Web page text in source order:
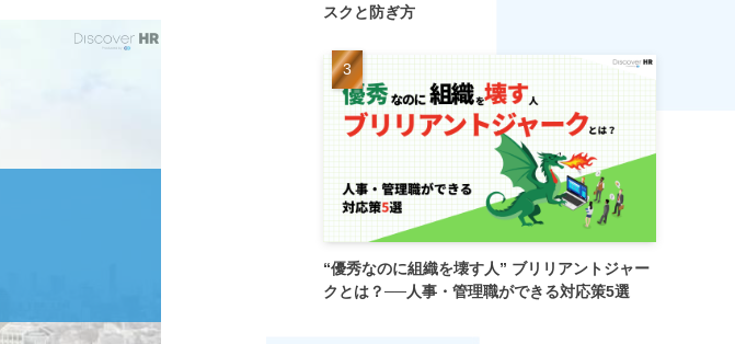
スクと防ぎ方
“優秀なのに組織を壊す人” ブリリアントジャー
クとは？──人事・管理職ができる対応策5選